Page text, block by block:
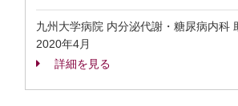
九州大学病院 内分泌代謝・糖尿病内科
2020年4月
詳細を見る